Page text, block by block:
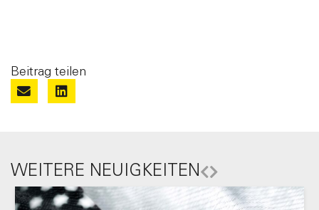
Beitrag teilen
WEITERE NEUIGKEITEN